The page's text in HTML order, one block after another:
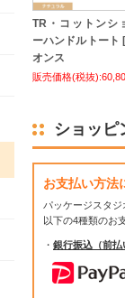
TR・コットンシ
ーハンドルトート
オンス
販売価格(税抜
ショッピ
お支払い方法
パッケージスタジ
以下の4種類のお
・ 銀行振込（前払